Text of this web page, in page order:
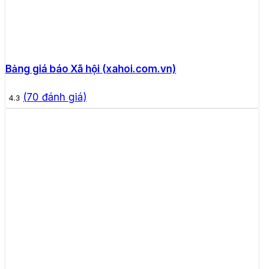
Bảng giá báo Xã hội (xahoi.com.vn)
4.3 (70 đánh giá)